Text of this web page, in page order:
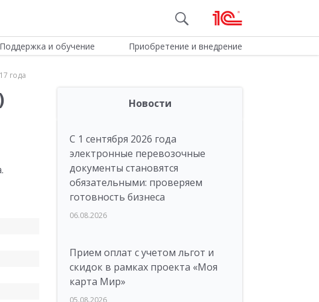
Поддержка и обучение Приобретение и внедрение
года
Новости
С 1 сентября 2026 года
электронные перевозочные
документы становятся
обязательными: проверяем
готовность бизнеса
06.08.2026
Прием оплат с учетом льгот и
скидок в рамках проекта «Моя
карта Мир»
05.08.2026